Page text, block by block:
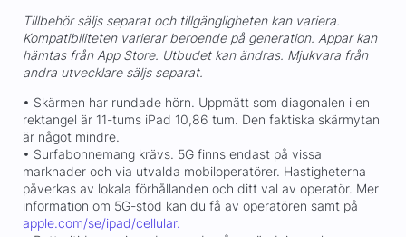
Tillbehör säljs separat och tillgängligheten kan variera.
Kompatibiliteten varierar beroende på generation. Appar kan
hämtas från App Store. Utbudet kan ändras. Mjukvara från
andra utvecklare säljs separat.
• Skärmen har rundade hörn. Uppmätt som diagonalen i en
rektangel är 11-tums iPad 10,86 tum. Den faktiska skärmytan
är något mindre.
• Surfabonnemang krävs. 5G finns endast på vissa
marknader och via utvalda mobiloperatörer. Hastigheterna
påverkas av lokala förhållanden och ditt val av operatör. Mer
information om 5G-stöd kan du få av operatören samt på
apple.com/se/ipad/cellular.